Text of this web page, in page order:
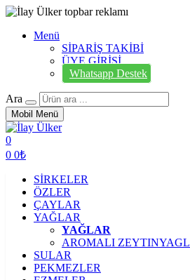
Menü
SİPARİŞ TAKİBİ
ÜYE GİRİŞİ
Whatsapp Destek
Ara
Mobil Menü
0
0 0₺
SİRKELER
ÖZLER
ÇAYLAR
YAĞLAR
YAĞLAR
AROMALI
SULAR
PEKMEZLER